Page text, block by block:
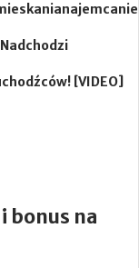
najemca
[VIDEO]
bonus na